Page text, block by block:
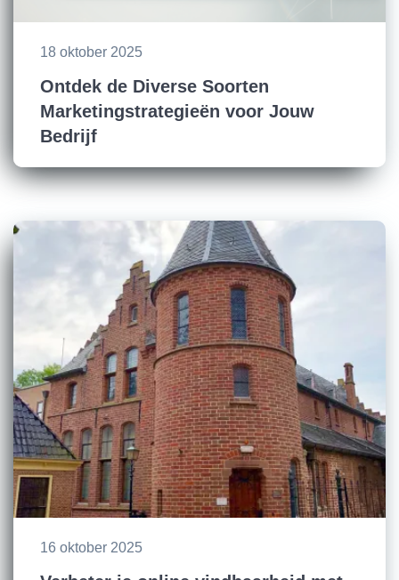
18 oktober 2025
Ontdek de Diverse Soorten
Marketingstrategieën voor Jouw
Bedrijf
16 oktober 2025